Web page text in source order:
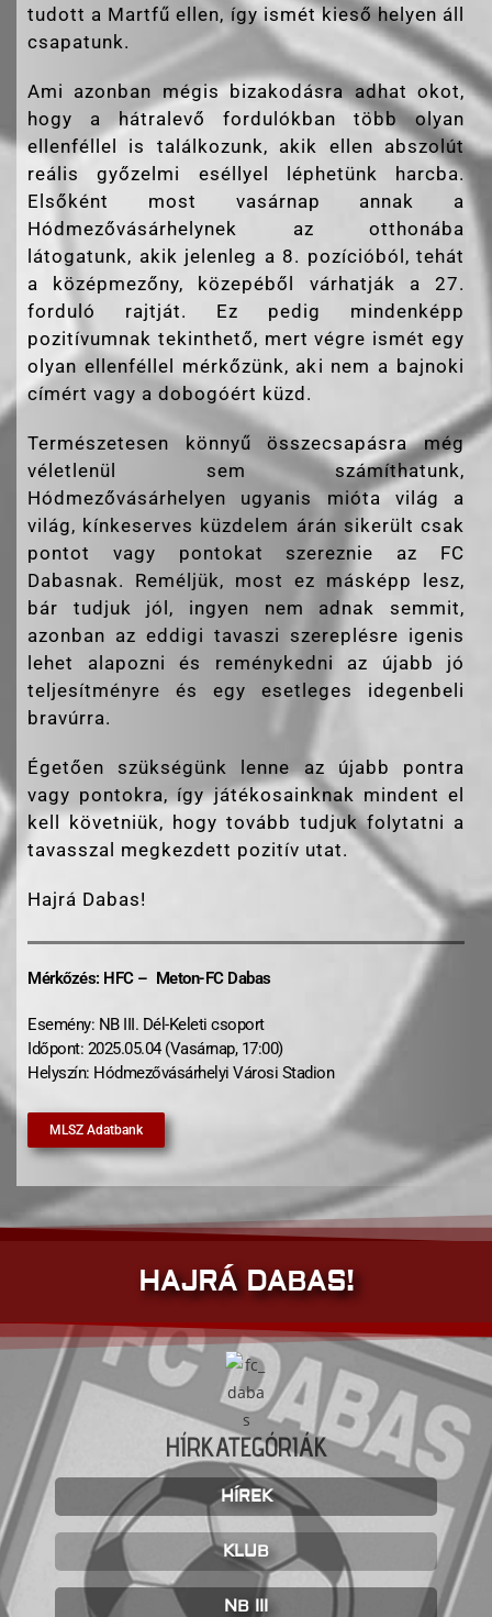
tudott a Martfű ellen, így ismét kieső helyen áll
csapatunk.
Ami azonban mégis bizakodásra adhat okot,
hogy a hátralevő fordulókban több olyan
ellenféllel is találkozunk, akik ellen abszolút
reális győzelmi eséllyel léphetünk harcba.
Elsőként most vasárnap annak a
Hódmezővásárhelynek az otthonába
látogatunk, akik jelenleg a 8. pozícióból, tehát
a középmezőny, közepéből várhatják a 27.
forduló rajtját. Ez pedig mindenképp
pozitívumnak tekinthető, mert végre ismét egy
olyan ellenféllel mérkőzünk, aki nem a bajnoki
címért vagy a dobogóért küzd.
Természetesen könnyű összecsapásra még
véletlenül sem számíthatunk,
Hódmezővásárhelyen ugyanis mióta világ a
világ, kínkeserves küzdelem árán sikerült csak
pontot vagy pontokat szereznie az FC
Dabasnak. Reméljük, most ez másképp lesz,
bár tudjuk jól, ingyen nem adnak semmit,
azonban az eddigi tavaszi szereplésre igenis
lehet alapozni és reménykedni az újabb jó
teljesítményre és egy esetleges idegenbeli
bravúrra.
Égetően szükségünk lenne az újabb pontra
vagy pontokra, így játékosainknak mindent el
kell követniük, hogy tovább tudjuk folytatni a
tavasszal megkezdett pozitív utat.
Hajrá Dabas!
Mérkőzés: HFC – Meton-FC Dabas
Esemény: NB III. Dél-Keleti csoport
Időpont: 2025.05.04 (Vasárnap, 17:00)
Helyszín: Hódmezővásárhelyi Városi Stadion
MLSZ Adatbank
HAJRÁ DABAS!
HÍRKATEGÓRIÁK
HÍREK
KLUB
NB III